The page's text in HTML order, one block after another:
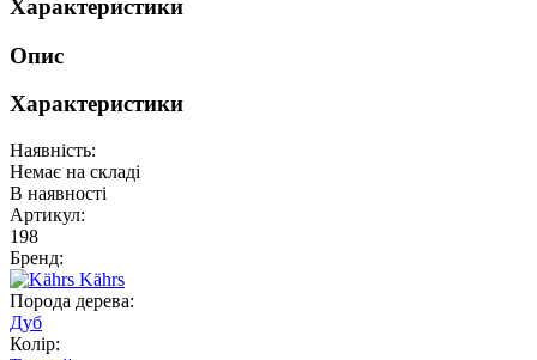
Характеристики
Опис
Характеристики
Наявність:
Немає на складі
В наявності
Артикул:
198
Бренд:
Kährs
Порода дерева:
Дуб
Колір: